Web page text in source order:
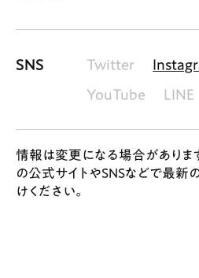
SNS Twitter
YouTube
LINE
情報は変更になる場合がありま
の公式サイトやSNSなどで最新
けください。